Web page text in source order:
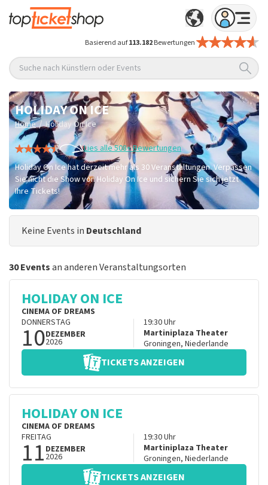
Basierend auf113.182Bewertungen
Suche nach Künstlern oder Events
HOLIDAY ON ICE
Home / Holiday On Ice
Lies alle 508+ Bewertungen
Holiday On Ice hat derzeit mehr als 30 Veranstaltungen. Verpassen
Sie nicht die Show von Holiday On Ice und sichern Sie sich jetzt
Ihre Tickets!
Keine Events in Deutschland
30 Eventsan anderen Veranstaltungsorten
HOLIDAY ON ICE
CINEMA OF DREAMS
DONNERSTAG
10DEZEMBER
2026
19:30Uhr
Martiniplaza Theater
Groningen, Niederlande
TICKETS ANZEIGEN
HOLIDAY ON ICE
CINEMA OF DREAMS
FREITAG
11 DEZEMBER
2026
19:30Uhr
Martiniplaza Theater
Groningen, Niederlande
TICKETS ANZEIGEN